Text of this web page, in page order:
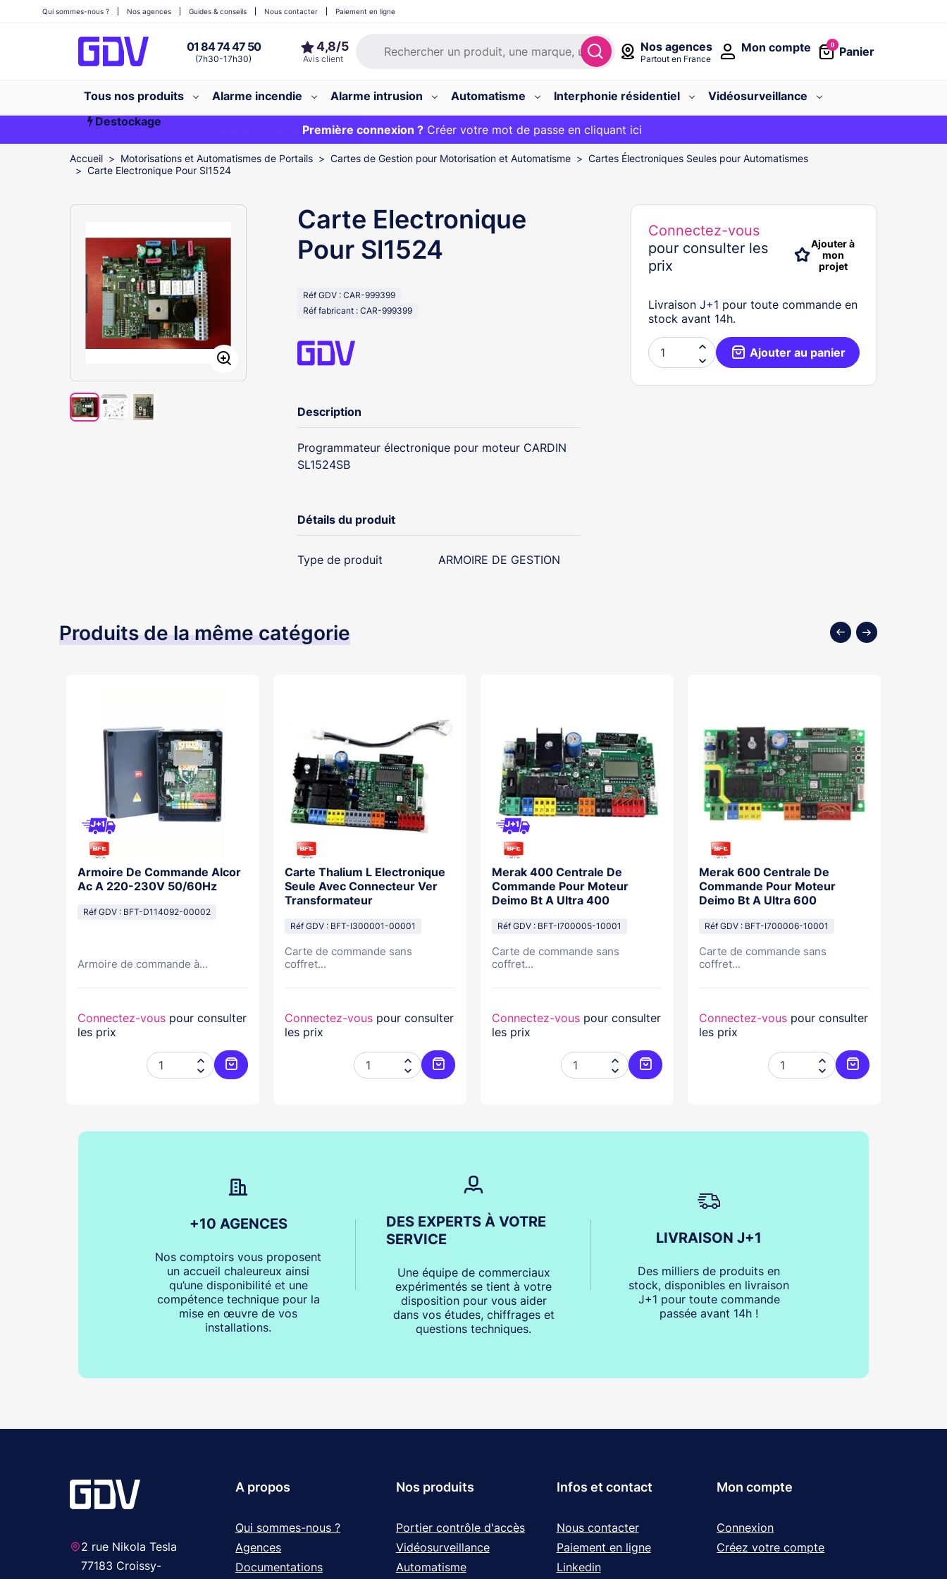
Nos agences
Partout en France
01 84 74 47 50
(7h30-17h30)
0
Panier
Mon compte
Qui sommes-nous ? Nos agences Guides & conseils Nous contacter Paiement en ligne
Tous nos produits Alarme incendie Alarme intrusion Automatisme Interphonie résidentiel
Vidéosurveillance
Destockage
Première commande ?20€ OFFERT sur votre panier et livraison 24/48h gratuite avec le code
Première connexion ?Créer votre mot de passe en cliquant ici
EXCLU WEB :
Accueil Motorisations et Automatismes de Portails Cartes de Gestion pour Motorisation et Automatisme
Cartes Électroniques Seules pour Automatismes
Carte Electronique Pour Sl1524
Carte Electronique
Pour Sl1524
Réf GDV : CAR-999399
Réf fabricant : CAR-999399
Description
Programmateur électronique pour moteur CARDIN
SL1524SB
Détails du produit
Type de produit ARMOIRE DE GESTION
Connectez-vous
pour consulter les
prix
Ajouter à
mon
projet
Livraison J+1 pour toute commande en
stock avant 14h.

 Ajouter au panier
Produits de la même catégorie
Armoire De Commande Alcor
Ac A 220-230V 50/60Hz
Réf GDV : BFT-D114092-00002
Armoire de commande à...
Connectez-vous pour consulter
les prix


Ajouter au panier
Carte Thalium L Electronique
Seule Avec Connecteur Ver
Transformateur
Réf GDV : BFT-I300001-00001
Carte de commande sans
coffret...
Connectez-vous pour consulter
les prix


Ajouter au panier
Merak 400 Centrale De
Commande Pour Moteur
Deimo Bt A Ultra 400
Réf GDV : BFT-I700005-10001
Carte de commande sans
coffret...
Connectez-vous pour consulter
les prix


Ajouter au panier
Merak 600 Centrale De
Commande Pour Moteur
Deimo Bt A Ultra 600
Réf GDV : BFT-I700006-10001
Carte de commande sans
coffret...
Connectez-vous pour consulter
les prix


Ajouter au panier
+10 AGENCES
Nos comptoirs vous proposent
un accueil chaleureux ainsi
qu’une disponibilité et une
compétence technique pour la
mise en œuvre de vos
installations.
DES EXPERTS À VOTRE
SERVICE
Une équipe de commerciaux
expérimentés se tient à votre
disposition pour vous aider
dans vos études, chiffrages et
questions techniques.
LIVRAISON J+1
Des milliers de produits en
stock, disponibles en livraison
J+1 pour toute commande
passée avant 14h !
2 rue Nikola Tesla
77183 Croissy-
A propos
Qui sommes-nous ?
Agences
Documentations
Nos produits
Portier contrôle d'accès
Vidéosurveillance
Automatisme
Infos et contact
Nous contacter
Paiement en ligne
Linkedin
Mon compte
Connexion
Créez votre compte